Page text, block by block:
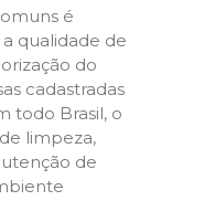
é
qualidade de
do
cadastradas
todo Brasil, o
limpeza,
de